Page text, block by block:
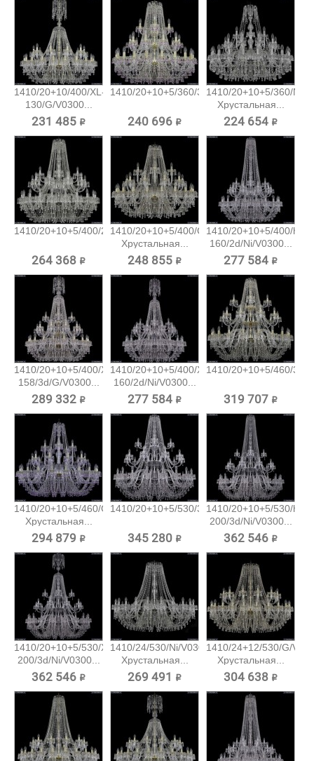
1410/20+10/400/XL-
130/G/V0300...
231 485 ₽
1410/20+10+5/360/3d/G/V7010...
240 696 ₽
1410/20+10+5/360/Ni/
Хрустальная...
224 654 ₽
1410/20+10+5/400/2d/Ni/V0300...
264 368 ₽
1410/20+10+5/400/G/V0300
Хрустальная...
248 855 ₽
1410/20+10+5/400/h-
160/2d/Ni/V0300...
277 584 ₽
1410/20+10+5/400/XL-
158/3d/G/V0300...
289 332 ₽
1410/20+10+5/400/XL-
160/2d/Ni/V0300...
277 584 ₽
1410/20+10+5/460/3d/
319 707 ₽
1410/20+10+5/460/G/V7010
Хрустальная...
294 879 ₽
1410/20+10+5/530/3d/Ni/V0300...
345 280 ₽
1410/20+10+5/530/h-
200/3d/Ni/V0300...
362 546 ₽
1410/20+10+5/530/XL-
200/3d/Ni/V0300...
362 546 ₽
1410/24/530/Ni/V0300
Хрустальная...
269 491 ₽
1410/24+12/530/G/
Хрустальная...
304 638 ₽